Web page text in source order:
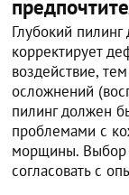
Глубокий
корректирует
воздействие,
осложнений
пилинг должен
проблемами с
морщины. Выбор
согласовать с